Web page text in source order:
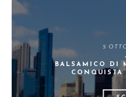
5
BALSAMICO DI
CONQUISTA